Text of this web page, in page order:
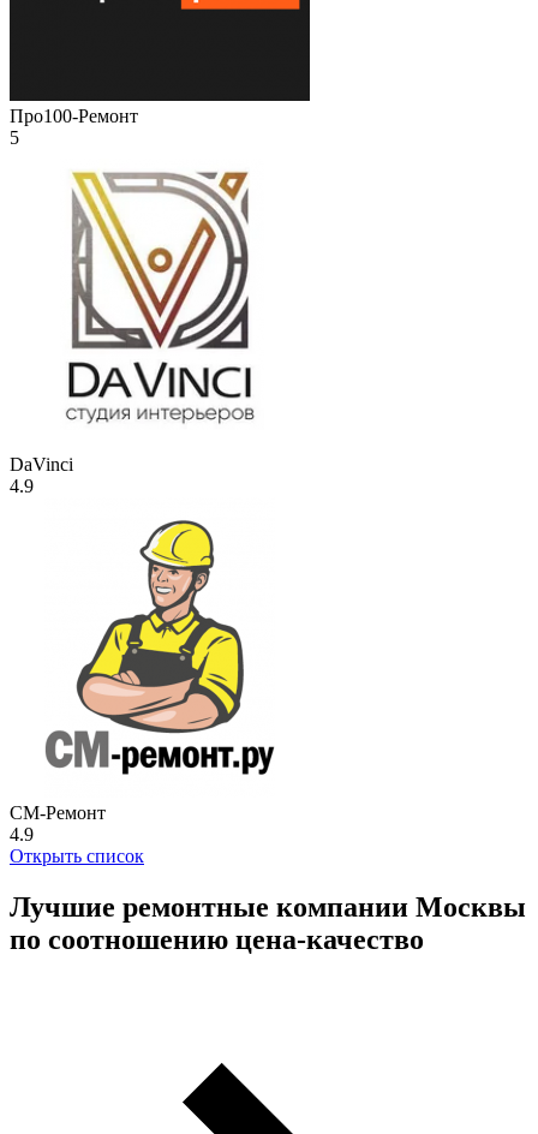
Про100-Ремонт
5
DaVinci
4.9
СМ-Ремонт
4.9
Открыть список
Лучшие ремонтные компании Москвы
по соотношению цена-качество